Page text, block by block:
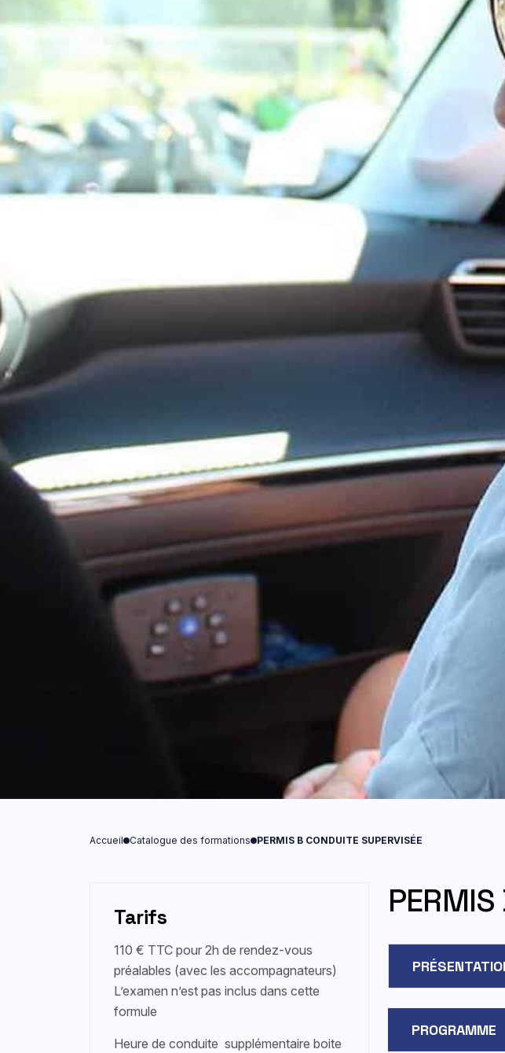
Accueil Catalogue des formations PERMIS B CONDUITE SUPERVISÉE
Tarifs
110 € TTC pour 2h de rendez-vous
préalables (avec les accompagnateurs)
L’examen n’est pas inclus dans cette
formule
Heure de conduite supplémentaire boite
PERMIS
PROGRAMME